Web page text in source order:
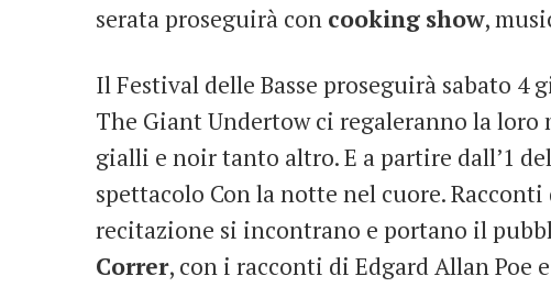
serata proseguirà con cooking show,
Il Festival delle Basse proseguirà sabato 4
The Giant Undertow ci regaleranno la
gialli e noir tanto altro. E a partire dall’1
spettacolo Con la notte nel cuore.
recitazione si incontrano e portano il
Correr, con i racconti di Edgard Allan Poe